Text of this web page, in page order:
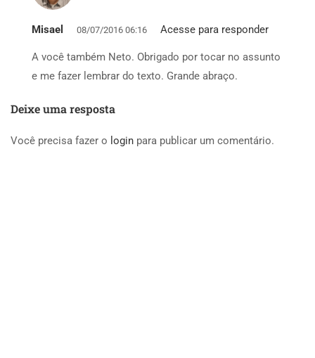
Misael 08/07/2016 06:16 Acesse para responder
A você também Neto. Obrigado por tocar no assunto
e me fazer lembrar do texto. Grande abraço.
Deixe uma resposta
Você precisa fazer o login para publicar um comentário.